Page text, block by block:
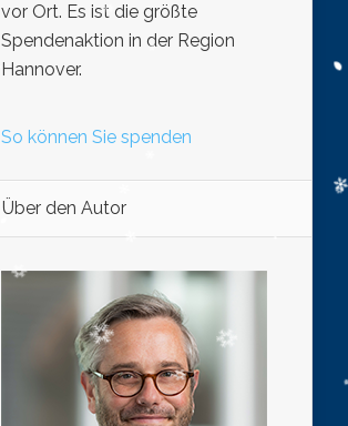
vor Ort. Es ist die größte
Spendenaktion in der Region
Hannover.
So können Sie spenden
Über den Autor